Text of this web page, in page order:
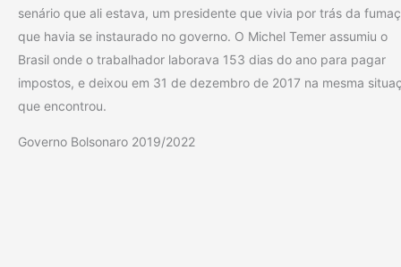
senário que ali estava, um presidente que vivia por trás da
que havia se instaurado no governo. O Michel Temer assumiu o
Brasil onde o trabalhador laborava 153 dias do ano para pagar
impostos, e deixou em 31 de dezembro de 2017 na mesma
que encontrou.
Governo Bolsonaro 2019/2022